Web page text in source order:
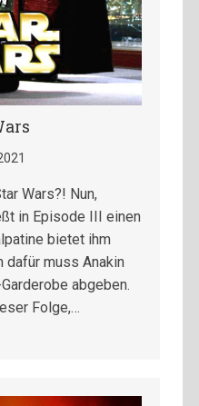
Wars?! Nun,
in Episode III einen
bietet ihm
dafür muss Anakin
abgeben.
Folge,…